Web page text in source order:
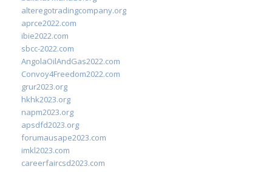
alteregotradingcompany.org
aprce2022.com
ibie2022.com
sbcc-2022.com
AngolaOilAndGas2022.com
Convoy4Freedom2022.com
grur2023.org
hkhk2023.org
napm2023.org
apsdfd2023.org
forumausape2023.com
imkl2023.com
careerfaircsd2023.com